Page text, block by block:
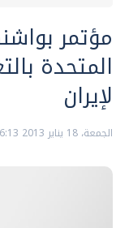
مؤتمر
المتحدة
لإيران
الجمعة، 18 يناير 2013 06:13 ص